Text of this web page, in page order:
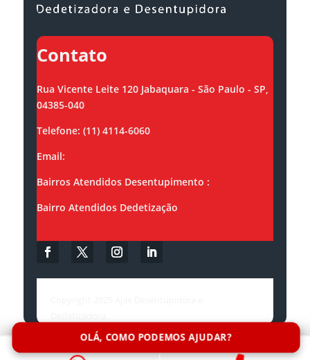
Contato
Rua Vicente Leite 120 Jabaquara - São Paulo - SP,
04385-040
Telefone: (11) 4114-6060
Email:
Bairros Atendidos Desentupimento :
Bairro Atendidos Dedetização
OLÁ, COMO PODEMOS AJUDAR?